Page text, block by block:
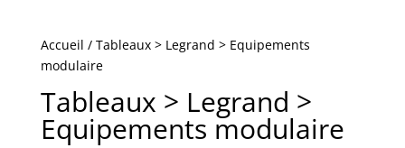
Accueil / Tableaux > Legrand > Equipements
modulaire
Tableaux > Legrand >
Equipements modulaire